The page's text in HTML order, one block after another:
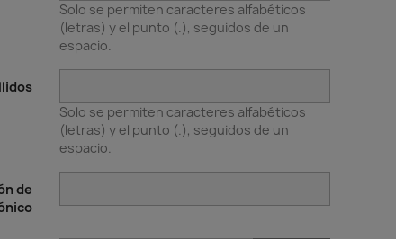
Solo se permiten caracteres alfabéticos
(letras) y el punto (.), seguidos de un
espacio.
Solo se permiten caracteres alfabéticos
(letras) y el punto (.), seguidos de un
espacio.
de